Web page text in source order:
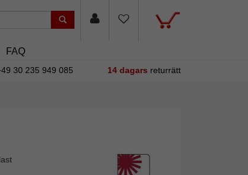
FAQ
30 235 949 085 14 dagars returrätt